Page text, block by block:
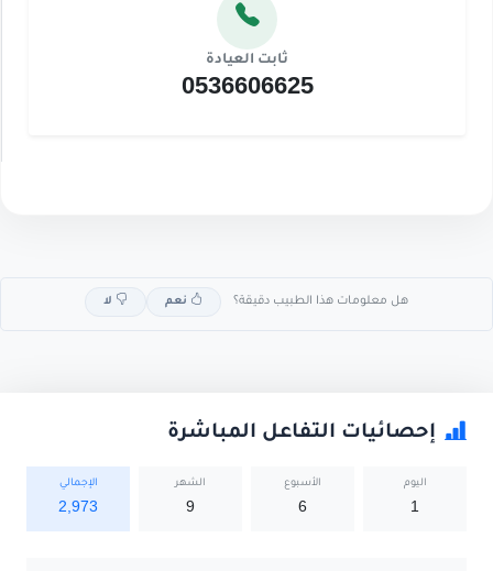
ثابت العيادة
0536606625
هل معلومات هذا الطبيب دقيقة؟ نعم لا
إحصائيات التفاعل المباشرة
اليوم
1
الأسبوع
6
الشهر
9
الإجمالي
2,973